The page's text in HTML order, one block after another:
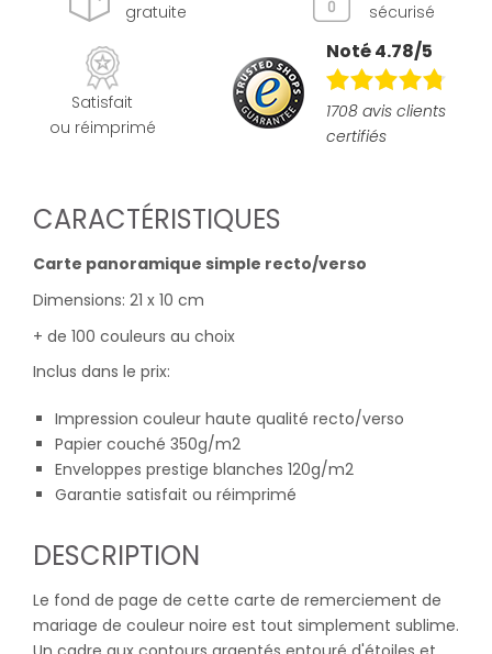
gratuite
sécurisé
Satisfait
ou réimprimé
Noté 4.78/5
1708 avis clients
certifiés
CARACTÉRISTIQUES
Carte panoramique simple recto/verso
Dimensions: 21 x 10 cm
+ de 100 couleurs au choix
Inclus dans le prix:
Impression couleur haute qualité recto/verso
Papier couché 350g/m2
Enveloppes prestige blanches 120g/m2
Garantie satisfait ou réimprimé
DESCRIPTION
Le fond de page de cette carte de remerciement de
mariage de couleur noire est tout simplement sublime.